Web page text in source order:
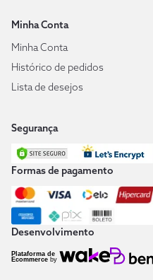
Minha Conta
Minha Conta
Histórico de pedidos
Lista de desejos
Segurança
Formas de pagamento
Desenvolvimento